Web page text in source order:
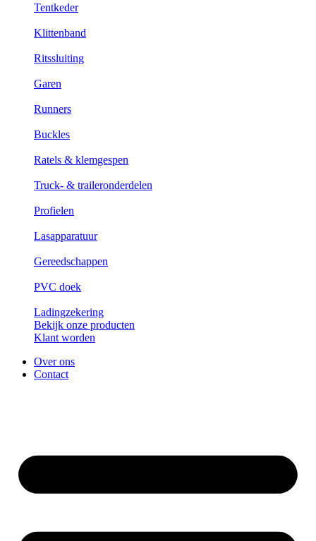
Tentkeder
Klittenband
Ritssluiting
Garen
Runners
Buckles
Ratels & klemgespen
Truck- & traileronderdelen
Profielen
Lasapparatuur
Gereedschappen
PVC doek
Ladingzekering
Bekijk onze producten
Klant worden
Over ons
Contact